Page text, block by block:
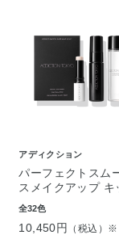
アディクション
パーフェクトスム
スメイクアップ キ
全32色
10,450円 （税込）※